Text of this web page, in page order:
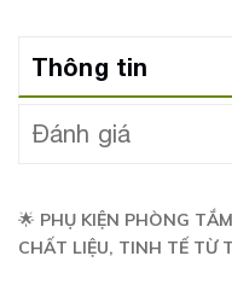
Thông tin
Đánh giá
🌟 PHỤ KIỆN PHÒNG
CHẤT LIỆU, TINH TẾ TỪ